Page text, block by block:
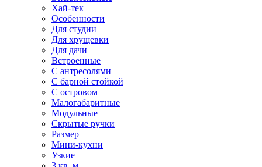
Хай-тек
Особенности
Для студии
Для хрущевки
Для дачи
Встроенные
С антресолями
С барной стойкой
С островом
Малогабаритные
Модульные
Скрытые ручки
Размер
Мини-кухни
Узкие